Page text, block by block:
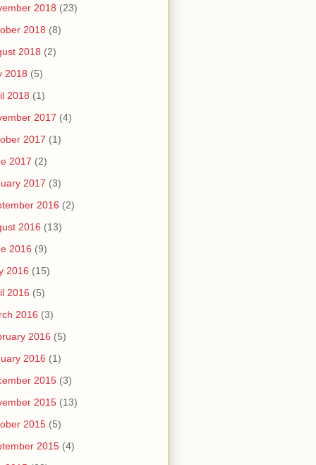
2018 (23)
2018 (8)
2018 (2)
2018 (5)
2018 (1)
2017 (4)
2017 (1)
2017 (2)
2017 (3)
2016 (2)
2016 (13)
2016 (9)
2016 (15)
2016 (5)
2016 (3)
2016 (5)
2016 (1)
2015 (3)
2015 (13)
2015 (5)
2015 (4)